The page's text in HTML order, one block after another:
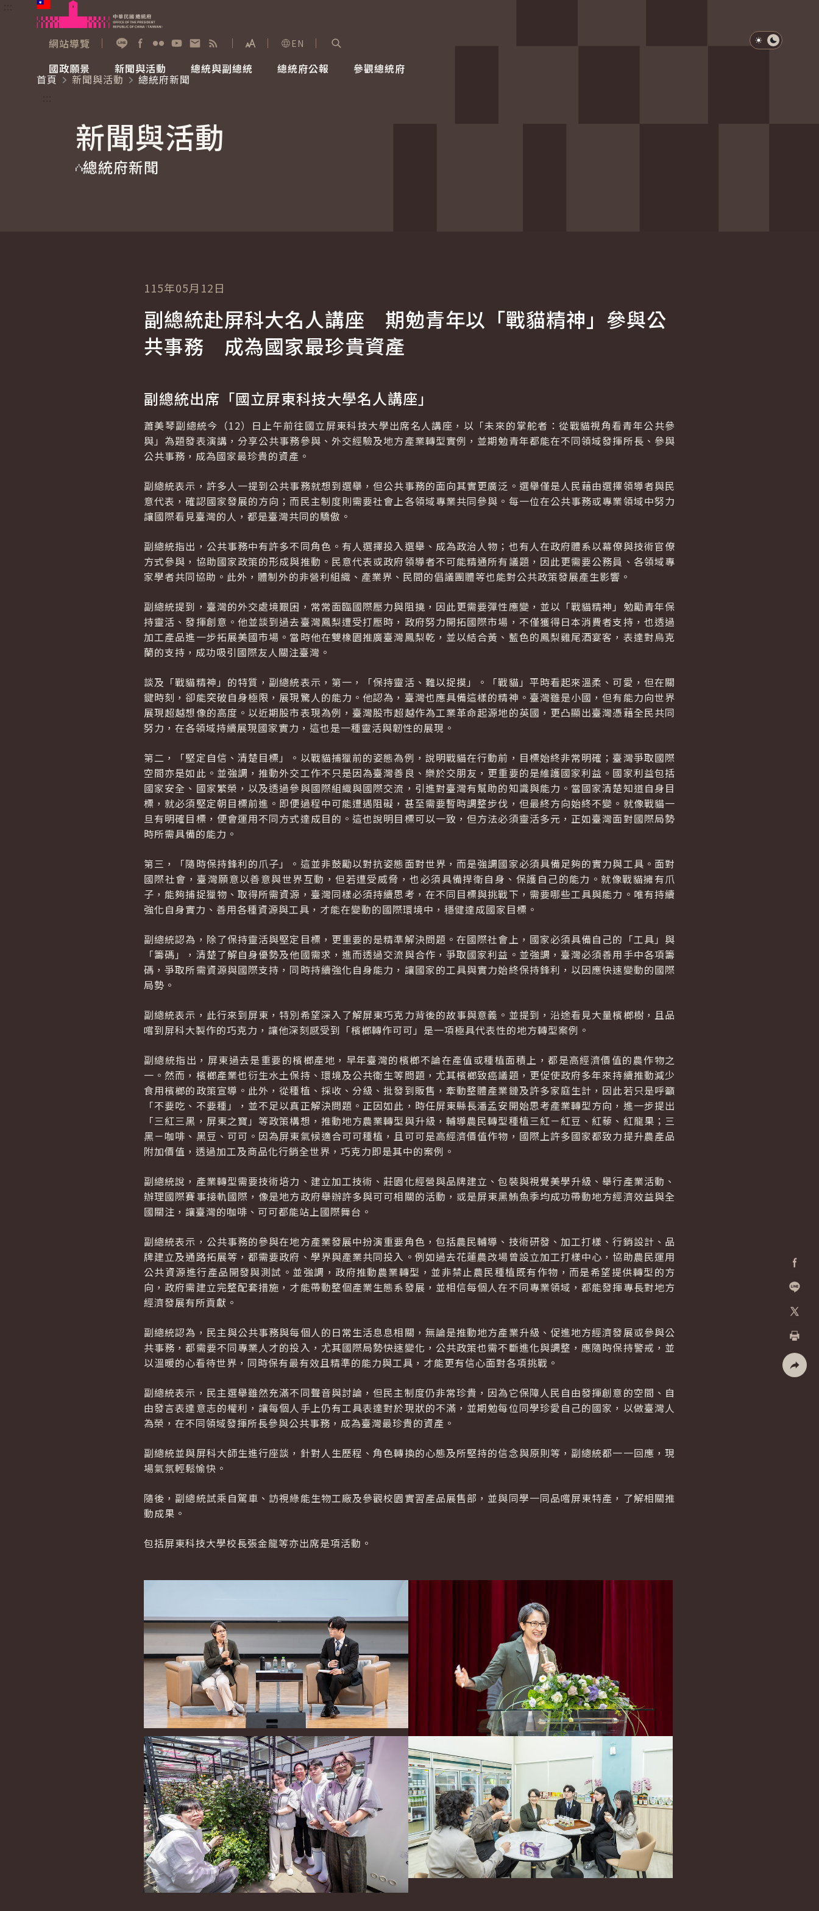
跳到主要內容
網站導覽
展開字級選單
EN
國政願景
國家氣候變遷對策委員會
重要談話
新聞與活動
總統府新聞
影音頻道
總統與副總統
賴清德總統
總統府公報 參觀總統府
參觀資訊
淺色模式
深色模式
首頁
新聞與活動
總統府新聞
新聞與活動
總統府新聞
加入好
列印
115年05月12日
副總統赴屏科大名人講座 期勉青年以「戰貓精神」參與公
共事務 成為國家最珍貴資產
副總統出席「國立屏東科技大學名人講座」
蕭美琴副總統今（12）日上午前往國立屏東科技大學出席名人講座，以「未來的掌舵者：從戰貓視角看青年公共參
與」為題發表演講，分享公共事務參與、外交經驗及地方產業轉型實例，並期勉青年都能在不同領域發揮所長、參與
公共事務，成為國家最珍貴的資產。
副總統表示，許多人一提到公共事務就想到選舉，但公共事務的面向其實更廣泛。選舉僅是人民藉由選擇領導者與民
意代表，確認國家發展的方向；而民主制度則需要社會上各領域專業共同參與。每一位在公共事務或專業領域中努力
讓國際看見臺灣的人，都是臺灣共同的驕傲。
副總統指出，公共事務中有許多不同角色。有人選擇投入選舉、成為政治人物；也有人在政府體系以幕僚與技術官僚
方式參與，協助國家政策的形成與推動。民意代表或政府領導者不可能精通所有議題，因此更需要公務員、各領域專
家學者共同協助。此外，體制外的非營利組織、產業界、民間的倡議團體等也能對公共政策發展產生影響。
副總統提到，臺灣的外交處境艱困，常常面臨國際壓力與阻撓，因此更需要彈性應變，並以「戰貓精神」勉勵青年保
持靈活、發揮創意。他並談到過去臺灣鳳梨遭受打壓時，政府努力開拓國際市場，不僅獲得日本消費者支持，也透過
加工產品進一步拓展美國市場。當時他在雙橡園推廣臺灣鳳梨乾，並以結合黃、藍色的鳳梨雞尾酒宴客，表達對烏克
蘭的支持，成功吸引國際友人關注臺灣。
談及「戰貓精神」的特質，副總統表示，第一，「保持靈活、難以捉摸」。「戰貓」平時看起來溫柔、可愛，但在關
鍵時刻，卻能突破自身極限，展現驚人的能力。他認為，臺灣也應具備這樣的精神。臺灣雖是小國，但有能力向世界
展現超越想像的高度。以近期股市表現為例，臺灣股市超越作為工業革命起源地的英國，更凸顯出臺灣憑藉全民共同
努力，在各領域持續展現國家實力，這也是一種靈活與韌性的展現。
第二，「堅定自信、清楚目標」。以戰貓捕獵前的姿態為例，說明戰貓在行動前，目標始終非常明確；臺灣爭取國際
空間亦是如此。並強調，推動外交工作不只是因為臺灣善良、樂於交朋友，更重要的是維護國家利益。國家利益包括
國家安全、國家繁榮，以及透過參與國際組織與國際交流，引進對臺灣有幫助的知識與能力。當國家清楚知道自身目
標，就必須堅定朝目標前進。即便過程中可能遭遇阻礙，甚至需要暫時調整步伐，但最終方向始終不變。就像戰貓一
旦有明確目標，便會運用不同方式達成目的。這也說明目標可以一致，但方法必須靈活多元，正如臺灣面對國際局勢
時所需具備的能力。
第三，「隨時保持鋒利的爪子」。這並非鼓勵以對抗姿態面對世界，而是強調國家必須具備足夠的實力與工具。面對
國際社會，臺灣願意以善意與世界互動，但若遭受威脅，也必須具備捍衛自身、保護自己的能力。就像戰貓擁有爪
子，能夠捕捉獵物、取得所需資源，臺灣同樣必須持續思考，在不同目標與挑戰下，需要哪些工具與能力。唯有持續
強化自身實力、善用各種資源與工具，才能在變動的國際環境中，穩健達成國家目標。
副總統認為，除了保持靈活與堅定目標，更重要的是精準解決問題。在國際社會上，國家必須具備自己的「工具」與
「籌碼」，清楚了解自身優勢及他國需求，進而透過交流與合作，爭取國家利益。並強調，臺灣必須善用手中各項籌
碼，爭取所需資源與國際支持，同時持續強化自身能力，讓國家的工具與實力始終保持鋒利，以因應快速變動的國際
局勢。
副總統表示，此行來到屏東，特別希望深入了解屏東巧克力背後的故事與意義。並提到，沿途看見大量檳榔樹，且品
嚐到屏科大製作的巧克力，讓他深刻感受到「檳榔轉作可可」是一項極具代表性的地方轉型案例。
副總統指出，屏東過去是重要的檳榔產地，早年臺灣的檳榔不論在產值或種植面積上，都是高經濟價值的農作物之
一。然而，檳榔產業也衍生水土保持、環境及公共衛生等問題，尤其檳榔致癌議題，更促使政府多年來持續推動減少
食用檳榔的政策宣導。此外，從種植、採收、分級、批發到販售，牽動整體產業鏈及許多家庭生計，因此若只是呼籲
「不要吃、不要種」，並不足以真正解決問題。正因如此，時任屏東縣長潘孟安開始思考產業轉型方向，進一步提出
「三紅三黑，屏東之寶」等政策構想，推動地方農業轉型與升級，輔導農民轉型種植三紅－紅豆、紅藜、紅龍果；三
黑－咖啡、黑豆、可可。因為屏東氣候適合可可種植，且可可是高經濟價值作物，國際上許多國家都致力提升農產品
附加價值，透過加工及商品化行銷全世界，巧克力即是其中的案例。
副總統說，產業轉型需要技術培力、建立加工技術、莊園化經營與品牌建立、包裝與視覺美學升級、舉行產業活動、
辦理國際賽事接軌國際，像是地方政府舉辦許多與可可相關的活動，或是屏東黑鮪魚季均成功帶動地方經濟效益與全
國關注，讓臺灣的咖啡、可可都能站上國際舞台。
副總統表示，公共事務的參與在地方產業發展中扮演重要角色，包括農民輔導、技術研發、加工打樣、行銷設計、品
牌建立及通路拓展等，都需要政府、學界與產業共同投入。例如過去花蓮農改場曾設立加工打樣中心，協助農民運用
公共資源進行產品開發與測試。並強調，政府推動農業轉型，並非禁止農民種植既有作物，而是希望提供轉型的方
向，政府需建立完整配套措施，才能帶動整個產業生態系發展，並相信每個人在不同專業領域，都能發揮專長對地方
經濟發展有所貢獻。
副總統認為，民主與公共事務與每個人的日常生活息息相關，無論是推動地方產業升級、促進地方經濟發展或參與公
共事務，都需要不同專業人才的投入，尤其國際局勢快速變化，公共政策也需不斷進化與調整，應隨時保持警戒，並
以溫暖的心看待世界，同時保有最有效且精準的能力與工具，才能更有信心面對各項挑戰。
副總統表示，民主選舉雖然充滿不同聲音與討論，但民主制度仍非常珍貴，因為它保障人民自由發揮創意的空間、自
由發言表達意志的權利，讓每個人手上仍有工具表達對於現狀的不滿，並期勉每位同學珍愛自己的國家，以做臺灣人
為榮，在不同領域發揮所長參與公共事務，成為臺灣最珍貴的資產。
副總統並與屏科大師生進行座談，針對人生歷程、角色轉換的心態及所堅持的信念與原則等，副總統都一一回應，現
場氣氛輕鬆愉快。
隨後，副總統試乘自駕車、訪視綠能生物工廠及參觀校園實習產品展售部，並與同學一同品嚐屏東特產，了解相關推
動成果。
包括屏東科技大學校長張金龍等亦出席是項活動。